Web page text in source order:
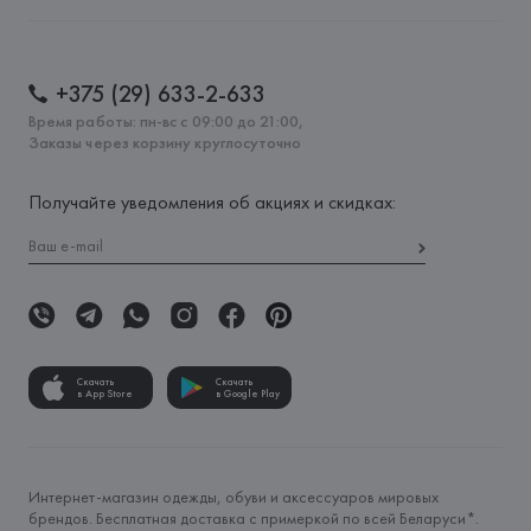
+375 (29) 633-2-633
Время работы: пн-вс с 09:00 до 21:00,
Заказы через корзину круглосуточно
Получайте уведомления об акциях и скидках:
Скачать
в App Store
Скачать
в Google Play
Интернет-магазин одежды, обуви и аксессуаров мировых
брендов. Бесплатная доставка с примеркой по всей Беларуси*.